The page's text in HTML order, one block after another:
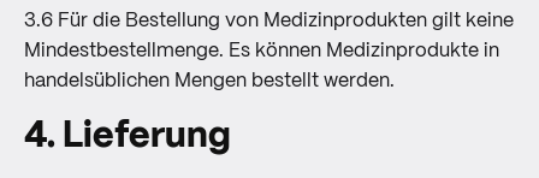
3.6 Für die Bestellung von Medizinprodukten gilt keine
Mindestbestellmenge. Es können Medizinprodukte in
handelsüblichen Mengen bestellt werden.
4. Lieferung